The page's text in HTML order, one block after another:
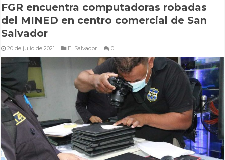
FGR encuentra computadoras robadas
del MINED en centro comercial de San
Salvador
20 de julio de 2021 El Salvador 0